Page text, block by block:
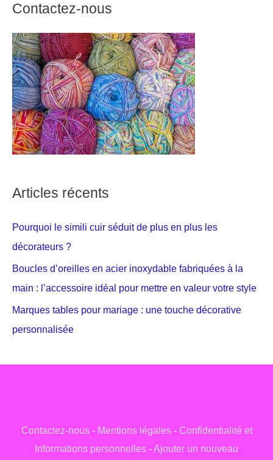
Contactez-nous
Articles récents
Pourquoi le simili cuir séduit de plus en plus les
décorateurs ?
Boucles d’oreilles en acier inoxydable fabriquées à la
main : l’accessoire idéal pour mettre en valeur votre style
Marques tables pour mariage : une touche décorative
personnalisée
Contactez-nous- Mentions légales- Confidentialité et
Informations personnelles -Ajouter un nouveau